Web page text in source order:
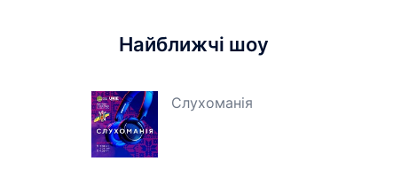
Найближчі шоу
Слухоманія